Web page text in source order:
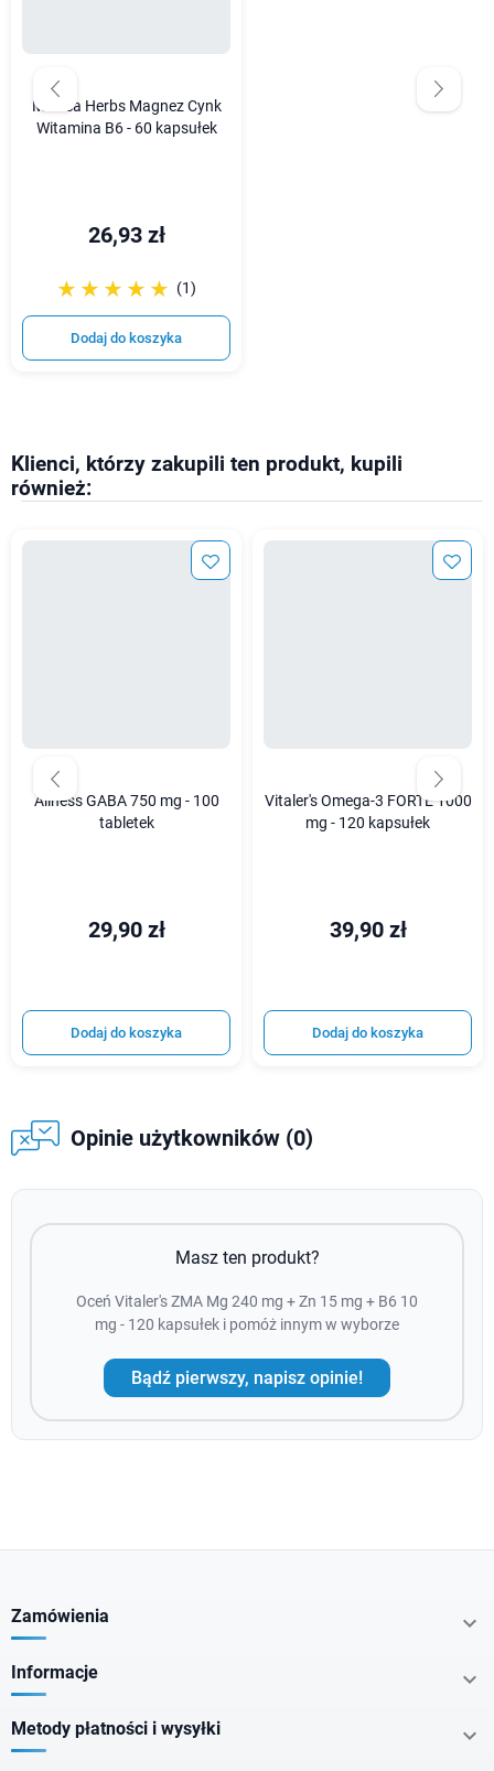
Medica Herbs Magnez Cynk
Witamina B6 - 60 kapsułek
26,93 zł
☆☆☆☆☆
★★★★★ (1)
Dodaj do koszyka
Klienci, którzy zakupili ten produkt, kupili
również:
Aliness GABA 750 mg - 100
tabletek
29,90 zł
Dodaj do koszyka
Vitaler's Omega-3 FORTE 1000
mg - 120 kapsułek
39,90 zł
Dodaj do koszyka
Opinie użytkowników (0)
Masz ten produkt?
Oceń Vitaler's ZMA Mg 240 mg + Zn 15 mg + B6 10
mg - 120 kapsułek i pomóż innym w wyborze
Bądź pierwszy, napisz opinie!
Zamówienia 
Informacje 
Metody płatności i wysyłki 